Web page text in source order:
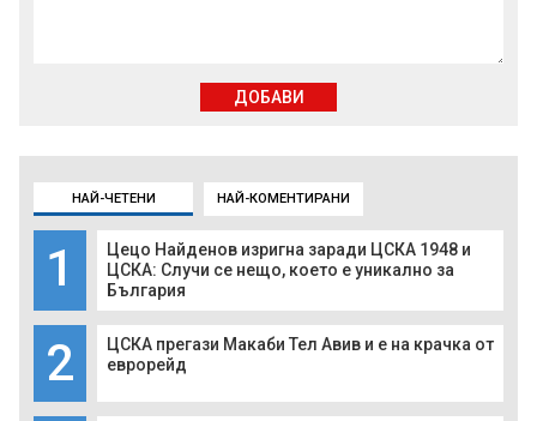
НАЙ-ЧЕТЕНИ НАЙ-КОМЕНТИРАНИ
1
Цецо Найденов изригна заради ЦСКА 1948 и
ЦСКА: Случи се нещо, което е уникално за
България
2
ЦСКА прегази Макаби Тел Авив и е на крачка от
еврорейд
ДОБАВИ